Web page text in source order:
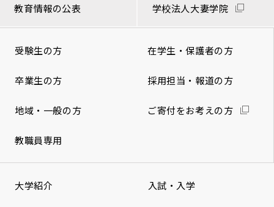
教育情報の公表 学校法人大妻学院
受験生の方 在学生・保護者の方
卒業生の方 採用担当・報道の方
地域・一般の方 ご寄付をお考えの方
教職員専用
大学紹介 入試・入学